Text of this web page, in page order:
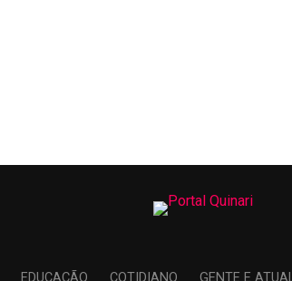
EDUCAÇÃO COTIDIANO GENTE E